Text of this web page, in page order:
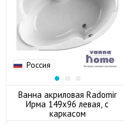
Россия
Ванна акриловая Radomir
Ирма 149x96 левая, с
каркасом